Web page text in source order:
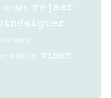
ordet rejser
venner
vinen